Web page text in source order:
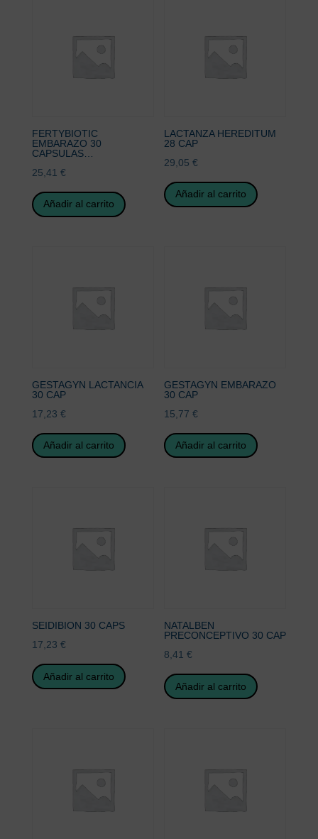
FERTYBIOTIC
EMBARAZO 30
CAPSULAS…
25,41 €
Añadir al carrito
LACTANZA HEREDITUM
28 CAP
29,05€
Añadir al carrito
GESTAGYN LACTANCIA
30 CAP
17,23 €
Añadir al carrito
GESTAGYN EMBARAZO
30 CAP
15,77€
Añadir al carrito
SEIDIBION 30 CAPS
17,23 €
Añadir al carrito
NATALBEN
PRECONCEPTIVO 30 CAP
8,41€
Añadir al carrito